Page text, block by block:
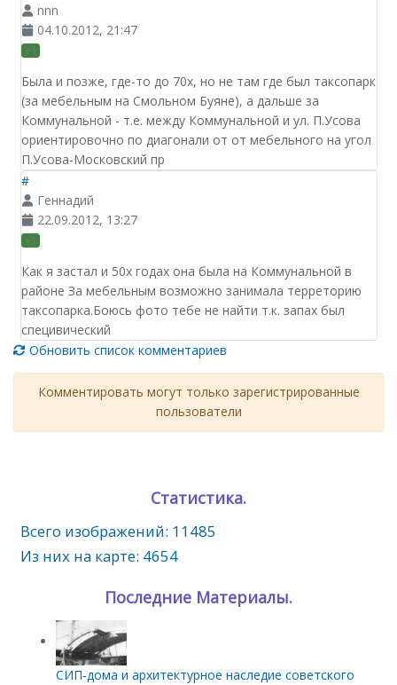
nnn
04.10.2012, 21:47
+1
Была и позже, где-то до 70х, но не там где был таксопарк
(за мебельным на Смольном Буяне), а дальше за
Коммунальной - т.е. между Коммунальной и ул. П.Усова
ориентировочно по диагонали от от мебельного на угол
П.Усова-Московский пр
#
Геннадий
22.09.2012, 13:27
+1
Как я застал и 50х годах она была на Коммунальной в
районе За мебельным возможно занимала терреторию
таксопарка.Боюсь фото тебе не найти т.к. запах был
специвический
Обновить список комментариев
Комментировать могут только зарегистрированные
пользователи
Статистика.
Всего изображений: 11485
Из них на карте: 4654
Последние Материалы.
СИП‑дома и архитектурное наследие советского